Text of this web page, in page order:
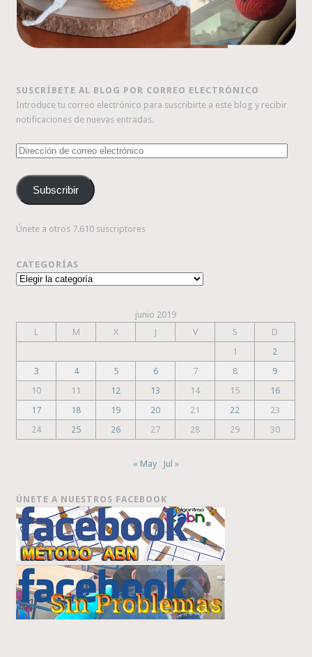
SUSCRÍBETE AL BLOG POR CORREO ELECTRÓNICO
Introduce tu correo electrónico para suscribirte a este blog y recibir
notificaciones de nuevas entradas.
Dirección
correo
electrónico
Subscribir
Únete a otros 7.610 suscriptores
CATEGORÍAS
Categorías
junio 2019
L
M X J V S
D
1
2
3
4 5 6 7 8
9
10
11 12 13 14 15
16
17
18 19 20 21 22
23
24
25 26 27 28 29 30
« May Jul »
ÚNETE A NUESTROS FACEBOOK